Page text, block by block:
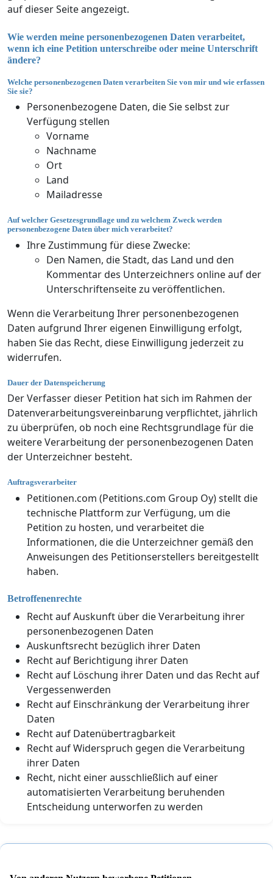
auf dieser Seite angezeigt.
Wie werden meine personenbezogenen Daten verarbeitet,
wenn ich eine Petition unterschreibe oder meine Unterschrift
ändere?
Welche personenbezogenen Daten verarbeiten Sie von mir und wie erfassen
Sie sie?
Personenbezogene Daten, die Sie selbst zur
Verfügung stellen
Vorname
Nachname
Ort
Land
Mailadresse
Auf welcher Gesetzesgrundlage und zu welchem Zweck werden
personenbezogene Daten über mich verarbeitet?
Ihre Zustimmung für diese Zwecke:
Den Namen, die Stadt, das Land und den
Kommentar des Unterzeichners online auf der
Unterschriftenseite zu veröffentlichen.
Wenn die Verarbeitung Ihrer personenbezogenen
Daten aufgrund Ihrer eigenen Einwilligung erfolgt,
haben Sie das Recht, diese Einwilligung jederzeit zu
widerrufen.
Dauer der Datenspeicherung
Der Verfasser dieser Petition hat sich im Rahmen der
Datenverarbeitungsvereinbarung verpflichtet, jährlich
zu überprüfen, ob noch eine Rechtsgrundlage für die
weitere Verarbeitung der personenbezogenen Daten
der Unterzeichner besteht.
Auftragsverarbeiter
Petitionen.com (Petitions.com Group Oy) stellt die
technische Plattform zur Verfügung, um die
Petition zu hosten, und verarbeitet die
Informationen, die die Unterzeichner gemäß den
Anweisungen des Petitionserstellers bereitgestellt
haben.
Betroffenenrechte
Recht auf Auskunft über die Verarbeitung ihrer
personenbezogenen Daten
Auskunftsrecht bezüglich ihrer Daten
Recht auf Berichtigung ihrer Daten
Recht auf Löschung ihrer Daten und das Recht auf
Vergessenwerden
Recht auf Einschränkung der Verarbeitung ihrer
Daten
Recht auf Datenübertragbarkeit
Recht auf Widerspruch gegen die Verarbeitung
ihrer Daten
Recht, nicht einer ausschließlich auf einer
automatisierten Verarbeitung beruhenden
Entscheidung unterworfen zu werden